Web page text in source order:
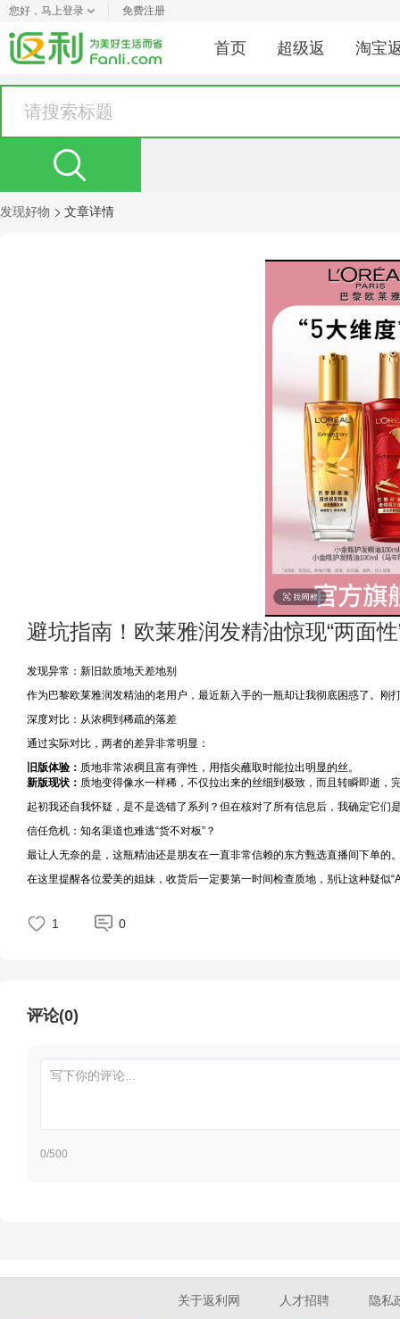
您好， 马上登录 免费注册
首页 超级返 淘宝
发现好物 文章详情
避坑指南！欧莱雅润发精油惊现“两面
发现异常：新旧款质地天差地别
作为巴黎欧莱雅润发精油的老用户，最近新入手的一瓶却让我彻底困惑了。刚
深度对比：从浓稠到稀疏的落差
通过实际对比，两者的差异非常明显：
旧版体验： 质地非常浓稠且富有弹性，用指尖蘸取时能拉出明显的丝。
新版现状： 质地变得像水一样稀，不仅拉出来的丝细到极致，而且转瞬即逝，
起初我还自我怀疑，是不是选错了系列？但在核对了所有信息后，我确定它
信任危机：知名渠道也难逃“货不对板”？
最让人无奈的是，这瓶精油还是朋友在一直非常信赖的东方甄选直播间下单
在这里提醒各位爱美的姐妹，收货后一定要第一时间检查质地，别让这种疑似
1 0
评论(0)
0/500
关于返利网 人才招聘 隐私